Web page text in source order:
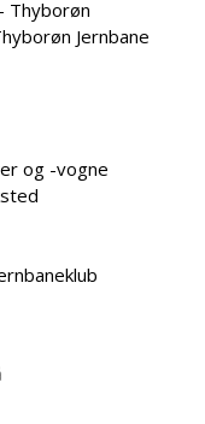
Thyborøn
Jernbane
og -vogne